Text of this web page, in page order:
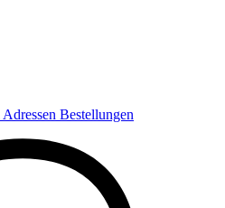
Adressen Bestellungen